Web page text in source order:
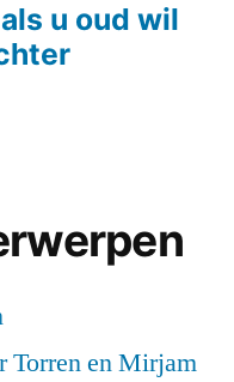
als u oud wil
Torren en Mirjam